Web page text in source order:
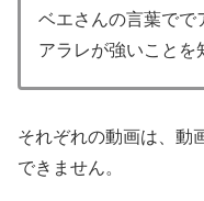
ベエさんの言葉でで
アラレが強いこと
それぞれの動画は、動
できません。